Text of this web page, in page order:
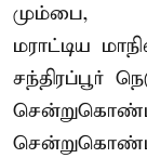
மும்பை,
மராட்டிய
சந்திரப்பூர்